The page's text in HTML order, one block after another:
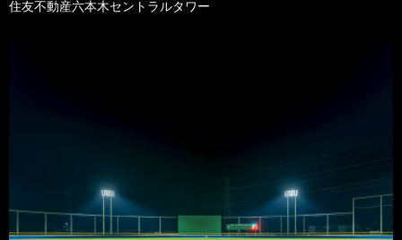
住友不動産六本木セントラルタワー